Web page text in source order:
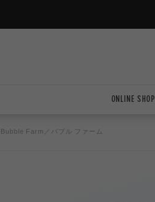
ONLINE SHOP
Bubble Farm／バブル ファーム